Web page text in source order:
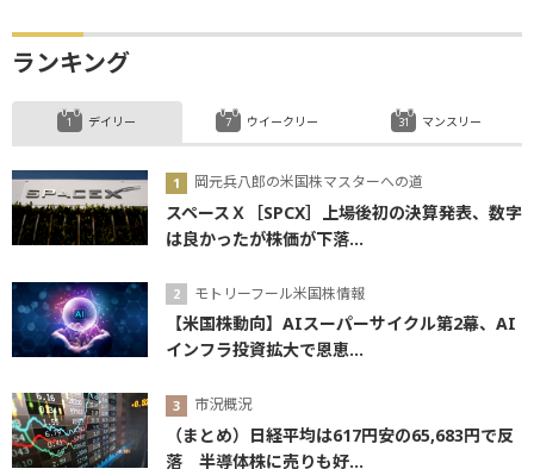
ランキング
デイリー
岡元兵八郎の米国株マスターへの道
スペースＸ［SPCX］上場後初の決算発表、数字
は良かったが株価が下落...
モトリーフール米国株情報
【米国株動向】AIスーパーサイクル第2幕、AI
インフラ投資拡大で恩恵...
市況概況
（まとめ）日経平均は617円安の65,683円で反
落 半導体株に売りも好...
ウイークリー マンスリー